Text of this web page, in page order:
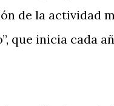
de la actividad
que inicia cada